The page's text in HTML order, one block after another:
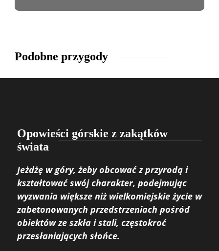
Podobne przygody
Opowieści górskie z zakątków
świata
Jeżdżę w góry, żeby obcować z przyrodą i
kształtować swój charakter, podejmując
wyzwania większe niż wielkomiejskie życie w
zabetonowanych przedstrzeniach pośród
obiektów ze szkła i stali, częstokroć
przesłaniających słońce.